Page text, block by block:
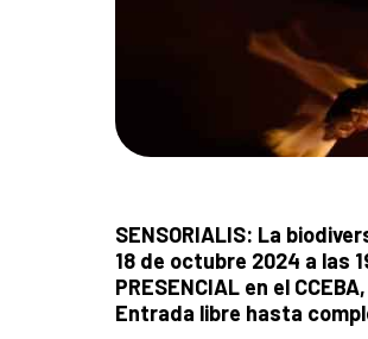
SENSORIALIS: La
18 de octubre 2024 a las
PRESENCIAL en el
Entrada libre hasta